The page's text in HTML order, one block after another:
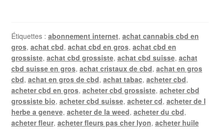
Étiquettes : abonnement internet, achat cannabis cbd en
gros, achat cbd, achat cbd en gros, achat cbd en
grossiste, achat cbd grossiste, achat cbd suisse, achat
cbd suisse en gros, achat cristaux de cbd, achat en gros
cbd, achat en gros de cbd, achat tabac, acheter cbd,
acheter cbd en gros, acheter cbd grossiste, acheter cbd
grossiste bio, acheter cbd suisse, acheter cd, acheter de l
herbe a geneve, acheter de la weed, acheter du cbd,
acheter fleur, acheter fleurs pas cher lyon, acheter huile